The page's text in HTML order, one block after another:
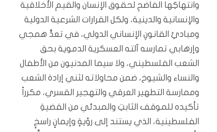
وانتهاكِها الفاضحِ لحقوق الإنسان والقيمِ الأخلاقية
والإنسانية والدينية، ولكل القرارات الشرعية الدولية
ومبادئِ القانونِ الإنساني الدولي، في تعدٍّ همجي
وإرهابي تمارسه آلته العسكرية الدموية بحق
الشعب الفلسطيني، ولا سيما المدنيون من الأطفال
والنساء والشيوخ، ضمن محاولاته لثني إرادة الشعب
وممارسة التطهير العرقي والتهجير القسري، مكرراً
تأكيده للموقف الثابتِ والمبدئي من القضيةِ
الفلسطينية، الذي يستند إلى رؤيةٍ وإيمانٍ راسخٍ